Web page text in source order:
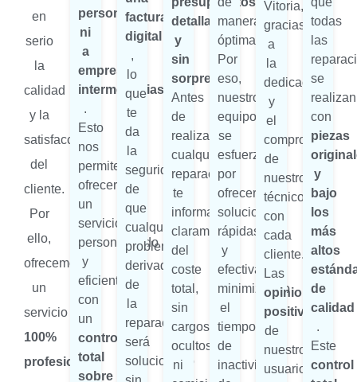
en
serio
la
calidad
y la
satisfacción
del
cliente.
Por
ello,
ofrecemos
un
servicio
100%
profesional
personas
ni
a
empresas
intermediarias
.
Esto
nos
permite
ofrecerte
un
servicio
personalizado
y
eficiente,
con
un
control
total
sobre
factura
digital
,
lo
que
te
da
la
seguridad
de
que
cualquier
problema
derivado
de
la
reparación
será
solucionado
detallados
y
sin
sorpresas
Antes
de
realizar
cualquier
reparación,
te
informamos
claramente
del
coste
total,
sin
cargos
ocultos
ni
manera
óptima.
Por
eso,
nuestro
equipo
se
esfuerza
por
ofrecerte
soluciones
rápidas
y
efectivas,
minimizando
el
tiempo
de
inactividad
Vitoria,
gracias
a
la
dedicación
y
el
compromiso
de
nuestros
técnicos
con
cada
cliente.
Las
opiniones
positivas
de
nuestros
usuarios
todas
las
se
realizan
con
piezas
y
bajo
los
más
altos
de
calidad
.
Este
control